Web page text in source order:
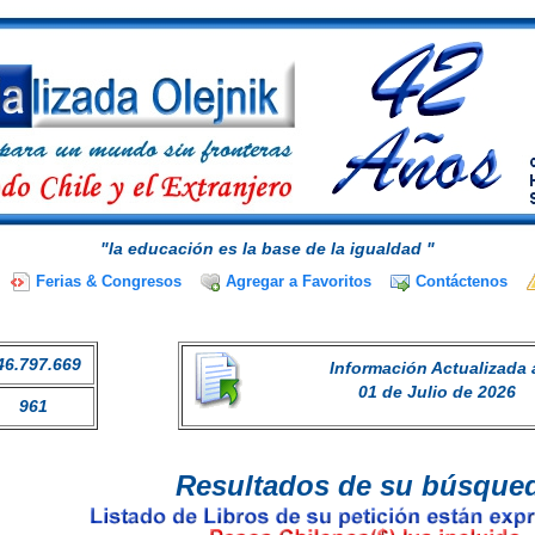
"la educación es la base de la igualdad "
Ferias & Congresos Agregar a Favoritos Contáctenos
961
Información Actualizada
01 de Julio de 2026
Resultados de su